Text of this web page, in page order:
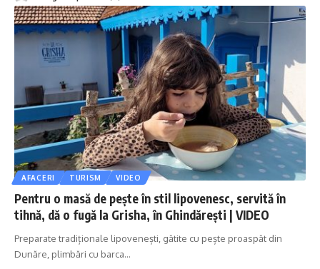
AFACERI TURISM VIDEO
Pentru o masă de pește în stil lipovenesc, servită în
tihnă, dă o fugă la Grisha, în Ghindărești | VIDEO
Preparate tradiționale lipovenești, gătite cu pește proaspăt din
Dunăre, plimbări cu barca…